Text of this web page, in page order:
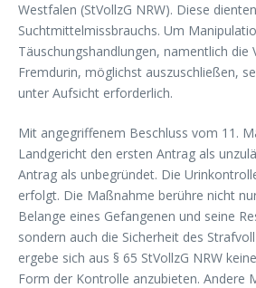
Westfalen (StVollzG NRW). Diese
Suchtmittelmissbrauchs. Um
Täuschungshandlungen, namentlich die
Fremdurin, möglichst auszuschließen,
unter Aufsicht erforderlich.
Mit angegriffenem Beschluss vom 11.
Landgericht den ersten Antrag als
Antrag als unbegründet. Die
erfolgt. Die Maßnahme berühre nicht
Belange eines Gefangenen und seine
sondern auch die Sicherheit des
ergebe sich aus § 65 StVollzG NRW
Form der Kontrolle anzubieten. Andere